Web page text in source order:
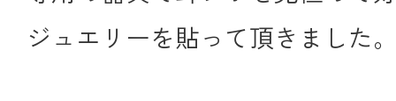
ジュエリーを貼って頂きました